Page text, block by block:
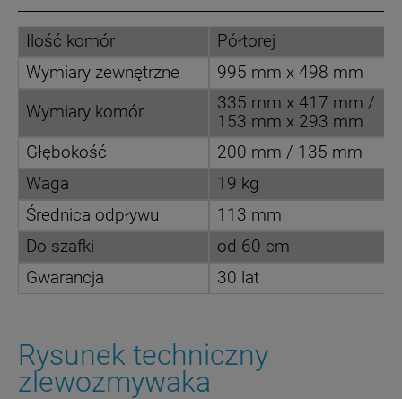
Ilość komór
Półtorej
Wymiary zewnętrzne
995 mm x 498 mm
Wymiary komór
335 mm x 417 mm /
153 mm x 293 mm
Głębokość
200 mm / 135 mm
Waga
19 kg
Średnica odpływu
113 mm
Do szafki
od 60 cm
Gwarancja
30 lat
Rysunek techniczny
zlewozmywaka